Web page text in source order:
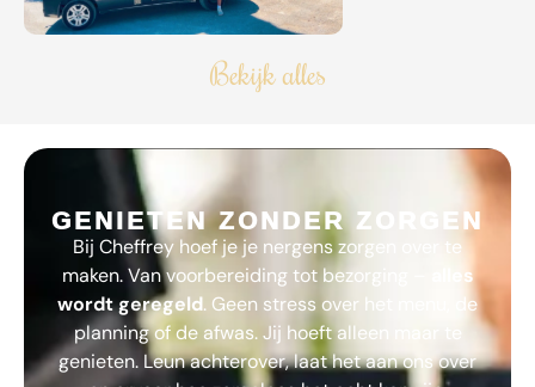
Bekijk alles
GENIETEN ZONDER ZORGEN
Bij Cheffrey hoef je je nergens zorgen over te
maken. Van voorbereiding tot bezorging –
alles
wordt geregeld. Geen stress over het menu, de
planning of de afwas. Jij hoeft alleen maar te
genieten. Leun achterover, laat het aan ons over